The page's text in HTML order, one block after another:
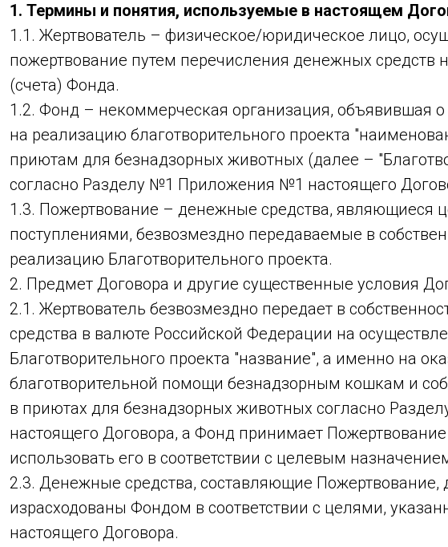
1. Термины и понятия, используемые в настоящем
1.1. Жертвователь – физическое/юридическое лицо,
пожертвование путем перечисления денежных средств
(счета) Фонда.
1.2. Фонд – некоммерческая организация, объявившая
на реализацию благотворительного проекта
приютам для безнадзорных животных (далее –
согласно Разделу №1 Приложения №1 настоящего
1.3. Пожертвование – денежные средства, являющиеся
поступлениями, безвозмездно передаваемые в
реализацию Благотворительного проекта.
2. Предмет Договора и другие существенные условия
2.1. Жертвователь безвозмездно передает в
средства в валюте Российской Федерации на
Благотворительного проекта "название", а именно на
благотворительной помощи безнадзорным кошкам и
в приютах для безнадзорных животных согласно
настоящего Договора, а Фонд принимает Пожертвование
использовать его в соответствии с целевым
2.3. Денежные средства, составляющие
израсходованы Фондом в соответствии с целями,
настоящего Договора.